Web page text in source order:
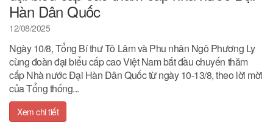
Hàn Dân Quốc
12/08/2025
Ngày 10/8, Tổng Bí thư Tô Lâm và Phu nhân Ngô Phương Ly
cùng đoàn đại biểu cấp cao Việt Nam bắt đầu chuyến thăm
cấp Nhà nước Đại Hàn Dân Quốc từ ngày 10-13/8, theo lời mời
của Tổng thống...
Xem chi tiết